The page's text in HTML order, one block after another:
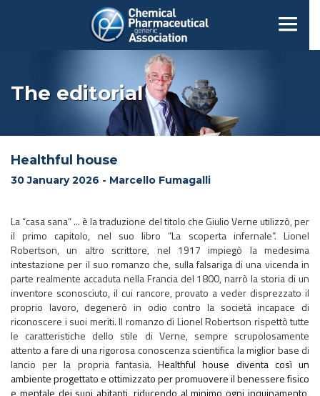
The editorial
Healthful house
30 January 2026 - Marcello Fumagalli
La “casa sana” ... è la traduzione del titolo che Giulio Verne utilizzò, per
il primo capitolo, nel suo libro “La scoperta infernale”. Lionel
Robertson, un altro scrittore, nel 1917 impiegò la medesima
intestazione per il suo romanzo che, sullafalsariga di una vicenda in
parte realmente accaduta nella Francia del 1800, narrò la storia di un
inventore sconosciuto, il cui rancore, provato a veder disprezzato il
proprio lavoro, degenerò in odio contro la società incapace di
riconoscere i suoi meriti. Il romanzo di Lionel Robertson rispettò tutte
le caratteristiche dello stile di Verne, sempre scrupolosamente
attento a fare di una rigorosa conoscenza scientifica la miglior base di
lancio per la propria fantasia. Healthful house diventa così un
ambiente progettato e ottimizzato per promuovere il benessere fisico
e mentale dei suoi abitanti, riducendo al minimo ogni inquinamento,